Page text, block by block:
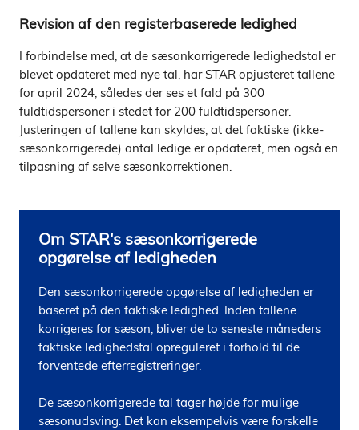
Revision af den registerbaserede ledighed
I forbindelse med, at de sæsonkorrigerede ledighedstal er
blevet opdateret med nye tal, har STAR opjusteret tallene
for april 2024, således der ses et fald på 300
fuldtidspersoner i stedet for 200 fuldtidspersoner.
Justeringen af tallene kan skyldes, at det faktiske (ikke-
sæsonkorrigerede) antal ledige er opdateret, men også en
tilpasning af selve sæsonkorrektionen.
Om STAR's sæsonkorrigerede
opgørelse af ledigheden
Den sæsonkorrigerede opgørelse af ledigheden er
baseret på den faktiske ledighed. Inden tallene
korrigeres for sæson, bliver de to seneste måneders
faktiske ledighedstal opreguleret i forhold til de
forventede efterregistreringer.
De sæsonkorrigerede tal tager højde for mulige
sæsonudsving. Det kan eksempelvis være forskelle